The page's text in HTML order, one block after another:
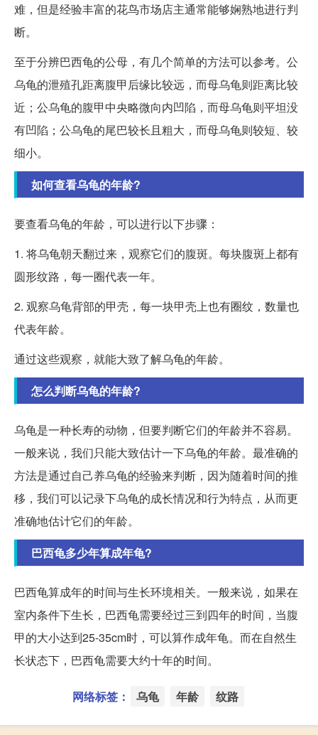
难，但是经验丰富的花鸟市场店主通常能够娴熟地进行判
断。
至于分辨巴西龟的公母，有几个简单的方法可以参考。公
乌龟的泄殖孔距离腹甲后缘比较远，而母乌龟则距离比较
近；公乌龟的腹甲中央略微向内凹陷，而母乌龟则平坦没
有凹陷；公乌龟的尾巴较长且粗大，而母乌龟则较短、较
细小。
如何查看乌龟的年龄?
要查看乌龟的年龄，可以进行以下步骤：
1. 将乌龟朝天翻过来，观察它们的腹斑。每块腹斑上都有
圆形纹路，每一圈代表一年。
2. 观察乌龟背部的甲壳，每一块甲壳上也有圈纹，数量也
代表年龄。
通过这些观察，就能大致了解乌龟的年龄。
怎么判断乌龟的年龄?
乌龟是一种长寿的动物，但要判断它们的年龄并不容易。
一般来说，我们只能大致估计一下乌龟的年龄。最准确的
方法是通过自己养乌龟的经验来判断，因为随着时间的推
移，我们可以记录下乌龟的成长情况和行为特点，从而更
准确地估计它们的年龄。
巴西龟多少年算成年龟?
巴西龟算成年的时间与生长环境相关。一般来说，如果在
室内条件下生长，巴西龟需要经过三到四年的时间，当腹
甲的大小达到25-35cm时，可以算作成年龟。而在自然生
长状态下，巴西龟需要大约十年的时间。
网络标签： 乌龟 年龄 纹路